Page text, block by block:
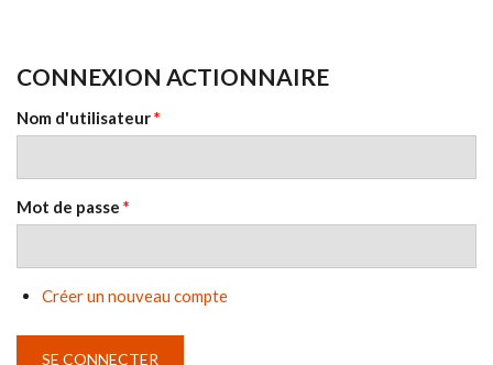
CONNEXION ACTIONNAIRE
Nom d'utilisateur*
Mot de passe *
Créer un nouveau compte